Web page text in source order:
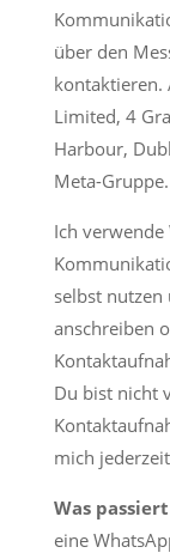
über den
kontaktieren.
Limited, 4
Harbour,
Meta-Gruppe.
Ich
selbst
anschreiben
Du bist nicht
mich
Was
eine